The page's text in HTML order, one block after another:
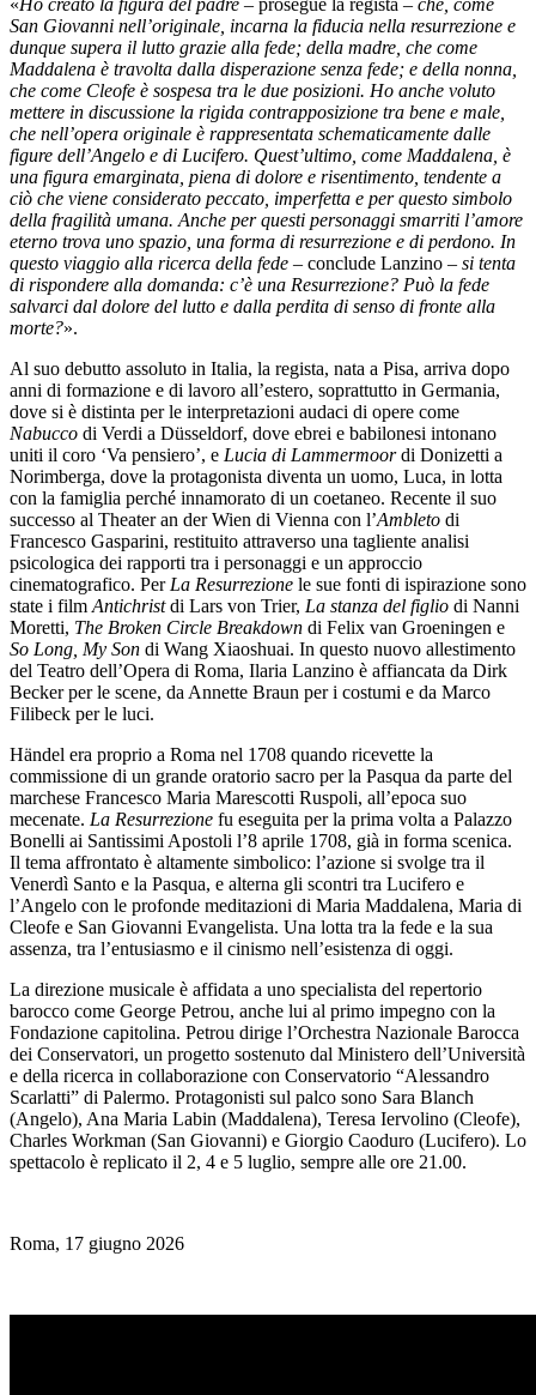
San Giovanni nell’originale, incarna la fiducia nella resurrezione e
dunque supera il lutto grazie alla fede; della madre, che come
Maddalena è travolta dalla disperazione senza fede; e della nonna,
che come Cleofe è sospesa tra le due posizioni. Ho anche voluto
mettere in discussione la rigida contrapposizione tra bene e male,
che nell’opera originale è rappresentata schematicamente dalle
figure dell’Angelo e di Lucifero. Quest’ultimo, come Maddalena, è
una figura emarginata, piena di dolore e risentimento, tendente a
ciò che viene considerato peccato, imperfetta e per questo simbolo
della fragilità umana. Anche per questi personaggi smarriti l’amore
eterno trova uno spazio, una forma di resurrezione e di perdono. In
questo viaggio alla ricerca della fede – conclude Lanzino – si tenta
di rispondere alla domanda: c’è una Resurrezione? Può la fede
salvarci dal dolore del lutto e dalla perdita di senso di fronte alla
morte?».
Al suo debutto assoluto in Italia, la regista, nata a Pisa, arriva dopo
anni di formazione e di lavoro all’estero, soprattutto in Germania,
dove si è distinta per le interpretazioni audaci di opere come
Nabucco di Verdi a Düsseldorf, dove ebrei e babilonesi intonano
uniti il coro ‘Va pensiero’, e Lucia di Lammermoordi Donizetti a
Norimberga, dove la protagonista diventa un uomo, Luca, in lotta
con la famiglia perché innamorato di un coetaneo. Recente il suo
successo al Theater an der Wien di Vienna con l’Ambleto di
Francesco Gasparini, restituito attraverso una tagliente analisi
psicologica dei rapporti tra i personaggi e un approccio
cinematografico. Per La Resurrezione le sue fonti di ispirazione sono
state i film Antichristdi Lars von Trier, La stanza del figlio di Nanni
Moretti, The Broken Circle Breakdown di Felix van Groeningen e
So Long, My Son di Wang Xiaoshuai. In questo nuovo allestimento
del Teatro dell’Opera di Roma, Ilaria Lanzino è affiancata da Dirk
Becker per le scene, da Annette Braun per i costumi e da Marco
Filibeck per le luci.
Händel era proprio a Roma nel 1708 quando ricevette la
commissione di un grande oratorio sacro per la Pasqua da parte del
marchese Francesco Maria Marescotti Ruspoli, all’epoca suo
mecenate. La Resurrezione fu eseguita per la prima volta a Palazzo
Bonelli ai Santissimi Apostoli l’8 aprile 1708, già in forma scenica.
Il tema affrontato è altamente simbolico: l’azione si svolge tra il
Venerdì Santo e la Pasqua, e alterna gli scontri tra Lucifero e
l’Angelo con le profonde meditazioni di Maria Maddalena, Maria di
Cleofe e San Giovanni Evangelista. Una lotta tra la fede e la sua
assenza, tra l’entusiasmo e il cinismo nell’esistenza di oggi.
La direzione musicale è affidata a uno specialista del repertorio
barocco come George Petrou, anche lui al primo impegno con la
Fondazione capitolina. Petrou dirige l’Orchestra Nazionale Barocca
dei Conservatori, un progetto sostenuto dal Ministero dell’Università
e della ricerca in collaborazione con Conservatorio “Alessandro
Scarlatti” di Palermo. Protagonisti sul palco sono Sara Blanch
(Angelo), Ana Maria Labin (Maddalena), Teresa Iervolino (Cleofe),
Charles Workman (San Giovanni) e Giorgio Caoduro (Lucifero). Lo
spettacolo è replicato il 2, 4 e 5 luglio, sempre alle ore 21.00.
Roma, 17 giugno 2026